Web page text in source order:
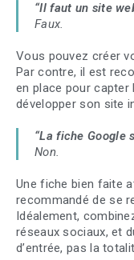
“Il faut un site
Faux.
Vous pouvez créer
Par contre, il est
en place pour
développer son site
“La fiche Google
Non.
Une fiche bien faite
recommandé de se
Idéalement,
réseaux sociaux, et
d’entrée, pas la